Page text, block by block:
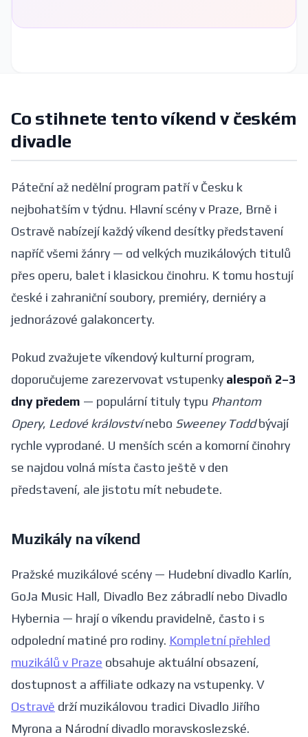
Co stihnete tento víkend v českém
divadle
Páteční až nedělní program patří v Česku k
nejbohatším v týdnu. Hlavní scény v Praze, Brně i
Ostravě nabízejí každý víkend desítky představení
napříč všemi žánry — od velkých muzikálových titulů
přes operu, balet i klasickou činohru. K tomu hostují
české i zahraniční soubory, premiéry, derniéry a
jednorázové galakoncerty.
Pokud zvažujete víkendový kulturní program,
doporučujeme zarezervovat vstupenky alespoň 2–3
dny předem — populární tituly typu Phantom
Opery, Ledové královstvínebo Sweeney Toddbývají
rychle vyprodané. U menších scén a komorní činohry
se najdou volná místa často ještě v den
představení, ale jistotu mít nebudete.
Muzikály na víkend
Pražské muzikálové scény — Hudební divadlo Karlín,
GoJa Music Hall, Divadlo Bez zábradlí nebo Divadlo
Hybernia — hrají o víkendu pravidelně, často i s
odpolední matiné pro rodiny. Kompletní přehled
muzikálů v Praze obsahuje aktuální obsazení,
dostupnost a affiliate odkazy na vstupenky. V
Ostravě drží muzikálovou tradici Divadlo Jiřího
Myrona a Národní divadlo moravskoslezské.